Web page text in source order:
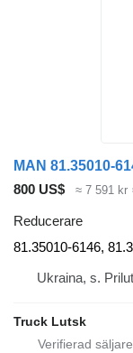
800 US$ ≈ 7 591 kr
Reducerare
81.35010-6146,
Ukraina, s.
Truck Lutsk